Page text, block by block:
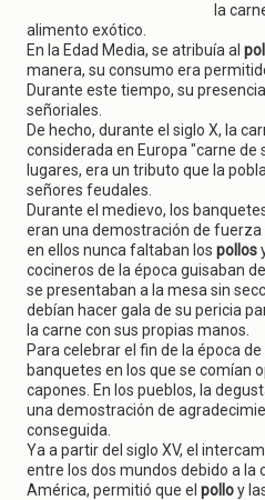
la
alimento exótico.
En la Edad Media, se atribuía al
manera, su consumo era
Durante este tiempo, su
señoriales.
De hecho, durante el siglo X, la
considerada en Europa "carne de
lugares, era un tributo que la
señores feudales.
Durante el medievo, los
eran una demostración de
en ellos nunca faltaban los pollos
cocineros de la época guisaban
se presentaban a la mesa sin
debían hacer gala de su pericia
la carne con sus propias manos.
Para celebrar el fin de la época
banquetes en los que se comían
capones. En los pueblos, la
una demostración de
conseguida.
Ya a partir del siglo XV, el
entre los dos mundos debido a la
América, permitió que el polloy